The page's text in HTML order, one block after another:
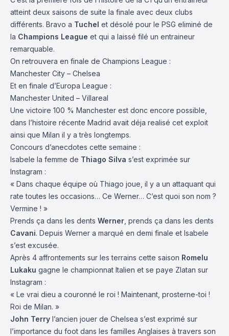
atteint deux saisons de suite la finale avec deux clubs
différents. Bravo a Tuchel et désolé pour le PSG eliminé de
la Champions League et qui a laissé filé un entraineur
remarquable.
On retrouvera en finale de Champions League :
Manchester City – Chelsea
Et en finale d’Europa League :
Manchester United – Villareal
Une victoire 100 % Manchester est donc encore possible,
dans l’histoire récente Madrid avait déja realisé cet exploit
ainsi que Milan il y a très longtemps.
Concours d’anecdotes cette semaine :
Isabele la femme de Thiago Silva s’est exprimée sur
Instagram :
« Dans chaque équipe où Thiago joue, il y a un attaquant qui
rate toutes les occasions… Ce Werner… C’est quoi son nom ?
Vermine ! »
Prends ça dans les dents Werner , prends ça dans les dents
Cavani. Depuis Werner a marqué en demi finale et Isabele
s’est excusée.
Après 4 affrontements sur les terrains cette saison Romelu
Lukaku gagne le championnat Italien et se paye Zlatan sur
Instagram :
« Le vrai dieu a couronné le roi ! Maintenant, prosterne-toi !
Roi de Milan. »
John Terry l’ancien jouer de Chelsea s’est exprimé sur
l’importance du foot dans les familles Anglaises à travers son